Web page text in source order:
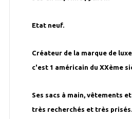
Etat neuf.
Créateur de la marque de
c'est 1 américain du XXème
Ses sacs à main, vêtements
très recherchés et très prisés.